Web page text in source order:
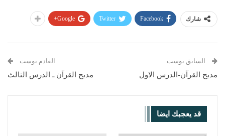
شارك Facebook
Twitter
Google+
السابق بوست
مديح القرآن-الدرس الاول
القادم بوست
مديح القرآن ـ الدرس الثالث
قد يعجبك ايضا